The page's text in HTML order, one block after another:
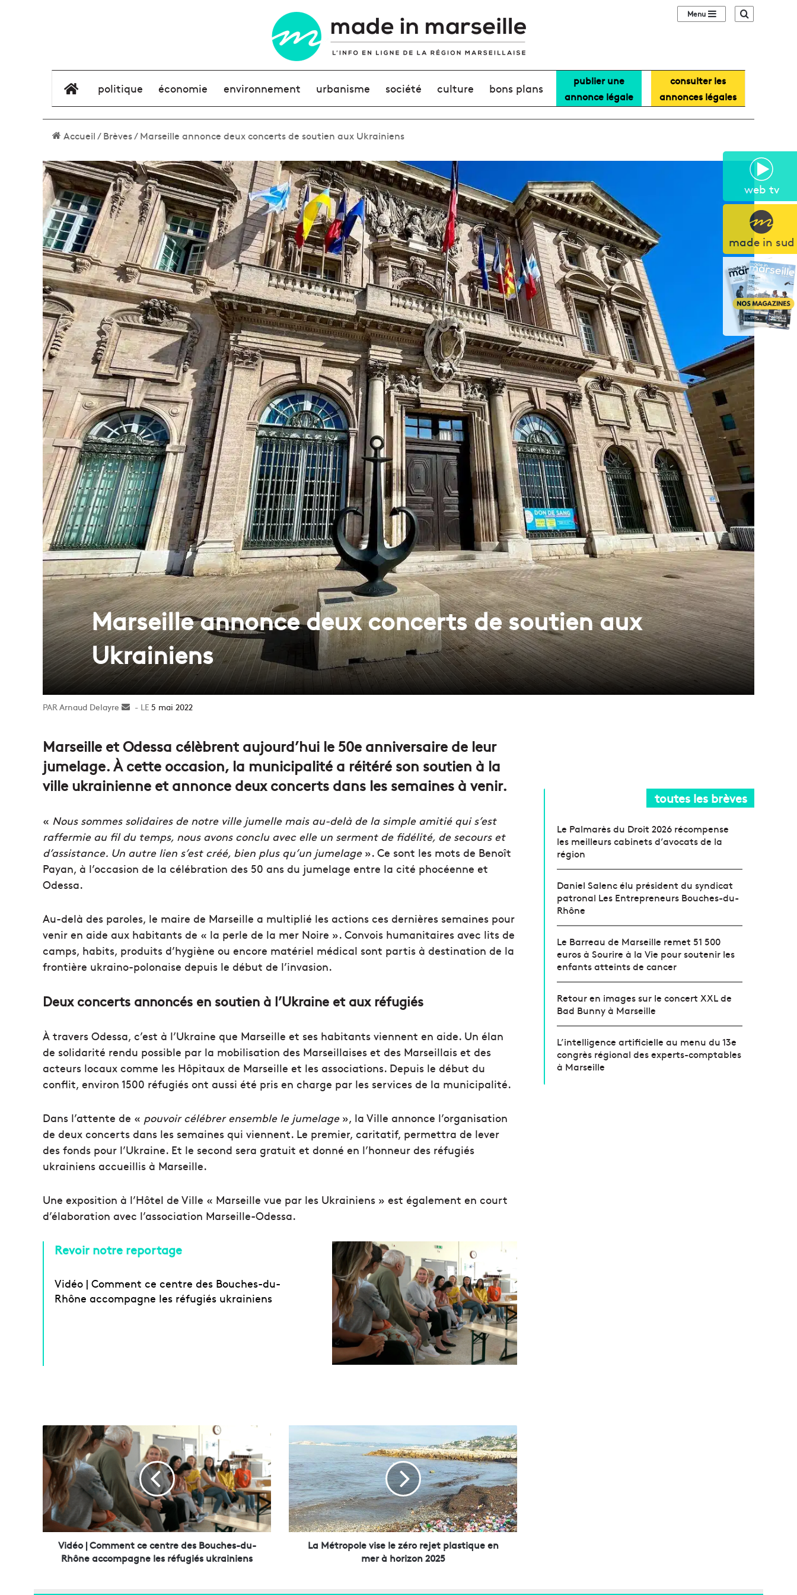
web tv
made in sud
Sidebar (barre
élément de menu
politique économie environnement urbanisme société culture bons plans
publier une
annonce légale
consulter les
annonces légales
Accueil/Brèves/Marseille annonce deux concerts de soutien aux Ukrainiens
Marseille annonce deux concerts de soutien aux
Ukrainiens
Arnaud Delayre
Envoyer5 mai 2022
Marseille et Odessa célèbrent aujourd’hui le 50e anniversaire de leur
jumelage. À cette occasion, la municipalité a réitéré son soutien à la
ville ukrainienne et annonce deux concerts dans les semaines à venir.
« Nous sommes solidaires de notre ville jumelle mais au-delà de la simple amitié qui s’est
raffermie au fil du temps, nous avons conclu avec elle un serment de fidélité, de secours et
d’assistance. Un autre lien s’est créé, bien plus qu’un jumelage». Ce sont les mots de Benoît
Payan, à l’occasion de la célébration des 50 ans du jumelage entre la cité phocéenne et
Odessa.
Au-delà des paroles, le maire de Marseille a multiplié les actions ces dernières semaines pour
venir en aide aux habitants de « la perle de la mer Noire ». Convois humanitaires avec lits de
camps, habits, produits d’hygiène ou encore matériel médical sont partis à destination de la
frontière ukraino-polonaise depuis le début de l’invasion.
Deux concerts annoncés en soutien à l’Ukraine et aux réfugiés
À travers Odessa, c’est à l’Ukraine que Marseille et ses habitants viennent en aide. Un élan
de solidarité rendu possible par la mobilisation des Marseillaises et des Marseillais et des
acteurs locaux comme les Hôpitaux de Marseille et les associations. Depuis le début du
conflit, environ 1500 réfugiés ont aussi été pris en charge par les services de la municipalité.
Dans l’attente de « pouvoir célébrer ensemble le jumelage», la Ville annonce l’organisation
de deux concerts dans les semaines qui viennent. Le premier, caritatif, permettra de lever
des fonds pour l’Ukraine. Et le second sera gratuit et donné en l’honneur des réfugiés
ukrainiens accueillis à Marseille.
Une exposition à l’Hôtel de Ville « Marseille vue par les Ukrainiens » est également en court
d’élaboration avec l’association Marseille-Odessa.
Revoir notre reportage
Vidéo | Comment ce centre des Bouches-du-
Rhône accompagne les réfugiés ukrainiens
V
d
é
|
C
o
m
Vidéo | Comment ce centre des Bouches-du-
Rhône accompagne les réfugiés ukrainiens
a
M
é
t
r
o
p
o
La Métropole vise le zéro rejet plastique en
mer à horizon 2025
toutes les brèves
Le Palmarès du Droit 2026 récompense
les meilleurs cabinets d’avocats de la
région
Daniel Salenc élu président du syndicat
patronal Les Entrepreneurs Bouches-du-
Rhône
Le Barreau de Marseille remet 51 500
euros à Sourire à la Vie pour soutenir les
enfants atteints de cancer
Retour en images sur le concert XXL de
Bad Bunny à Marseille
L’intelligence artificielle au menu du 13e
congrès régional des experts-comptables
à Marseille